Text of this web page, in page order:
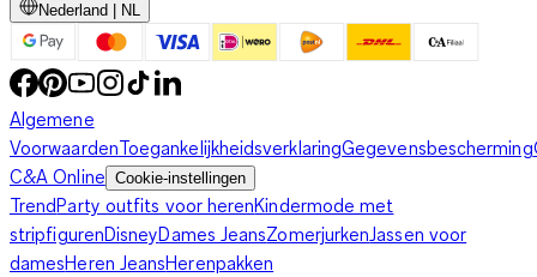
Nederland | NL
Algemene
VoorwaardenToegankelijkheidsverklaringGegevensbescherming
C&A Online Cookie-instellingen
TrendParty outfits voor herenKindermode met
stripfigurenDisneyDames JeansZomerjurkenJassen voor
damesHeren JeansHerenpakken